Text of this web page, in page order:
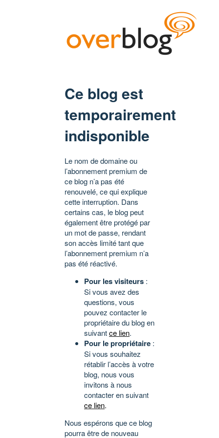
Ce blog est
temporairement
indisponible
Le nom de domaine ou
l’abonnement premium de
ce blog n’a pas été
renouvelé, ce qui explique
cette interruption. Dans
certains cas, le blog peut
également être protégé par
un mot de passe, rendant
son accès limité tant que
l’abonnement premium n’a
pas été réactivé.
Pour les visiteurs :
Si vous avez des
questions, vous
pouvez contacter le
propriétaire du blog en
suivantce lien.
Pour le propriétaire :
Si vous souhaitez
rétablir l’accès à votre
blog, nous vous
invitons à nous
contacter en suivant
ce lien.
Nous espérons que ce blog
pourra être de nouveau